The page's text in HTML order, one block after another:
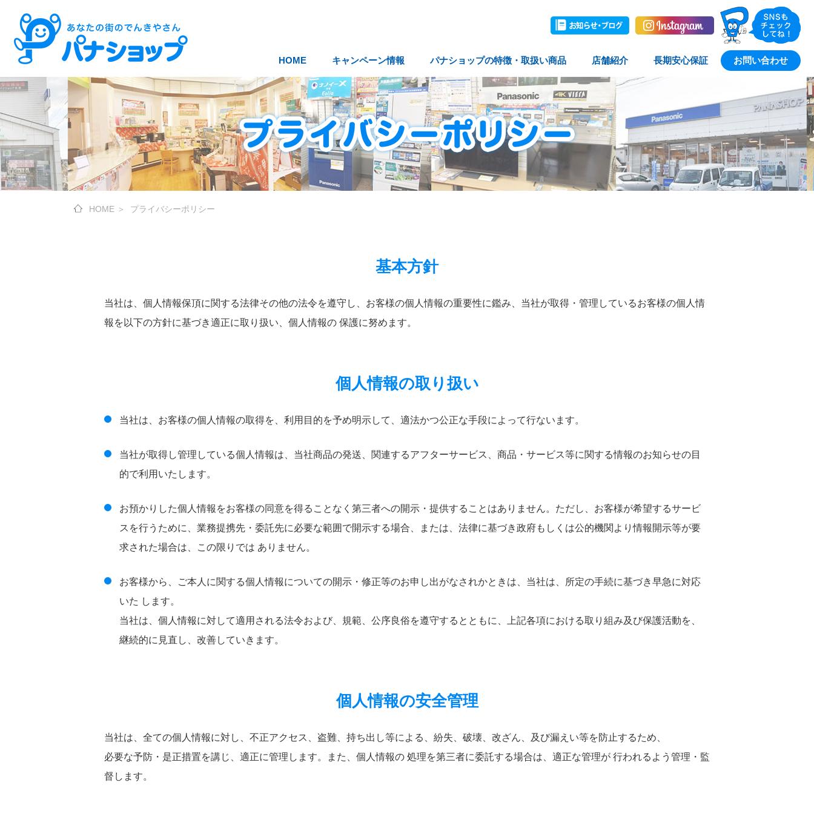
HOME キャンペーン情報 パナショップの特徴・取扱い商品 店舗紹介 長期安心保証 お問い合わせ
HOME ＞ プライバシーポリシー
基本方針
当社は、個人情報保頂に関する法律その他の法令を遵守し、お客様の個人情報の重要性に鑑み、当社が取得・管理しているお客様の個人情
報を以下の方針に基づき適正に取り扱い、個人情報の 保護に努めます。
個人情報の取り扱い
当社は、お客様の個人情報の取得を、利用目的を予め明示して、適法かつ公正な手段によって行ないます。
当社が取得し管理している個人情報は、当社商品の発送、関連するアフターサービス、商品・サービス等に関する情報のお知らせの目
的で利用いたします。
お預かりした個人情報をお客様の同意を得ることなく第三者への開示・提供することはありません。ただし、お客様が希望するサービ
スを行うために、業務提携先・委託先に必要な範囲で開示する場合、または、法律に基づき政府もしくは公的機関より情報開示等が要
求された場合は、この限りでは ありません。
お客様から、ご本人に関する個人情報についての開示・修正等のお申し出がなされかときは、当社は、所定の手続に基づき早急に対応
いた します。
当社は、個人情報に対して適用される法令および、規範、公序良俗を遵守するとともに、上記各項における取り組み及び保護活動を、
継続的に見直し、改善していきます。
個人情報の安全管理
当社は、全ての個人情報に対し、不正アクセス、盗難、持ち出し等による、紛失、破壊、改ざん、及び漏えい等を防止するため、
必要な予防・是正措置を講じ、適正に管理します。また、個人情報の 処理を第三者に委託する場合は、適正な管理が 行われるよう管理・監
督します。